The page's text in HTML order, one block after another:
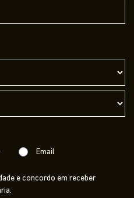
Email
e concordo em receber